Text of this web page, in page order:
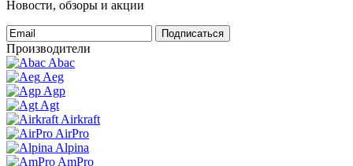
Новости, обзоры и акции
Подписаться
Производители
Abac
Aeg
Agp
Agt
Airkraft
AirPro
Alpina
AmPro